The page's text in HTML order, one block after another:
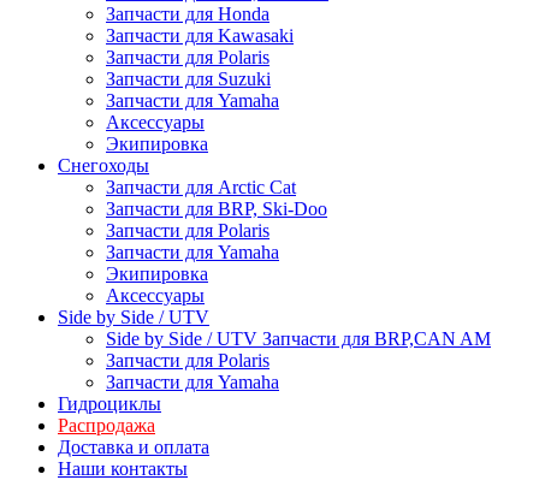
Запчасти для Honda
Запчасти для Kawasaki
Запчасти для Polaris
Запчасти для Suzuki
Запчасти для Yamaha
Аксессуары
Экипировка
Снегоходы
Запчасти для Arctic Cat
Запчасти для BRP, Ski-Doo
Запчасти для Polaris
Запчасти для Yamaha
Экипировка
Аксессуары
Side by Side / UTV
Side by Side / UTV Запчасти для BRP,CAN AM
Запчасти для Polaris
Запчасти для Yamaha
Гидроциклы
Распродажа
Доставка и оплата
Наши контакты